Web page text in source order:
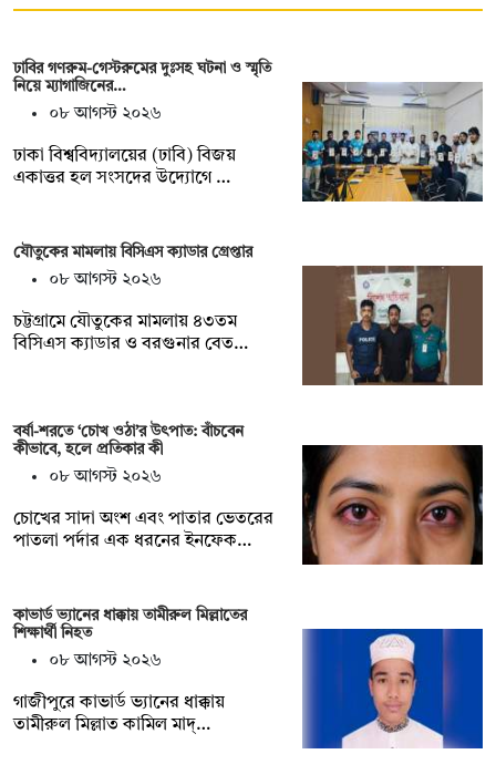
ঢাবির গণরুম-গেস্টরুমের দুঃসহ ঘটনা ও স্মৃতি
নিয়ে ম্যাগাজিনের…
০৮ আগস্ট ২০২৬
ঢাকা বিশ্ববিদ্যালয়ের (ঢাবি) বিজয়
একাত্তর হল সংসদের উদ্যোগে …
যৌতুকের মামলায় বিসিএস ক্যাডার গ্রেপ্তার
০৮ আগস্ট ২০২৬
চট্টগ্রামে যৌতুকের মামলায় ৪৩তম
বিসিএস ক্যাডার ও বরগুনার বেত…
বর্ষা-শরতে ‘চোখ ওঠা’র উৎপাত: বাঁচবেন
কীভাবে, হলে প্রতিকার কী
০৮ আগস্ট ২০২৬
চোখের সাদা অংশ এবং পাতার ভেতরের
পাতলা পর্দার এক ধরনের ইনফেক…
কাভার্ড ভ্যানের ধাক্কায় তামীরুল মিল্লাতের
শিক্ষার্থী নিহত
০৮ আগস্ট ২০২৬
গাজীপুরে কাভার্ড ভ্যানের ধাক্কায়
তামীরুল মিল্লাত কামিল মাদ্…